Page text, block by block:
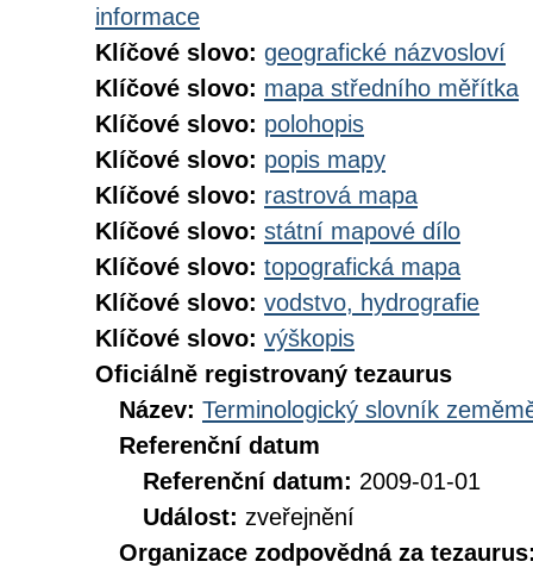
informace
Klíčové slovo: geografické názvosloví
Klíčové slovo: mapa středního měřítka
Klíčové slovo: polohopis
Klíčové slovo: popis mapy
Klíčové slovo: rastrová mapa
Klíčové slovo: státní mapové dílo
Klíčové slovo: topografická mapa
Klíčové slovo: vodstvo, hydrografie
Klíčové slovo: výškopis
Oficiálně registrovaný tezaurus
Název: Terminologický slovník
Referenční datum
Referenční datum: 2009-01-01
Událost: zveřejnění
Organizace zodpovědná za